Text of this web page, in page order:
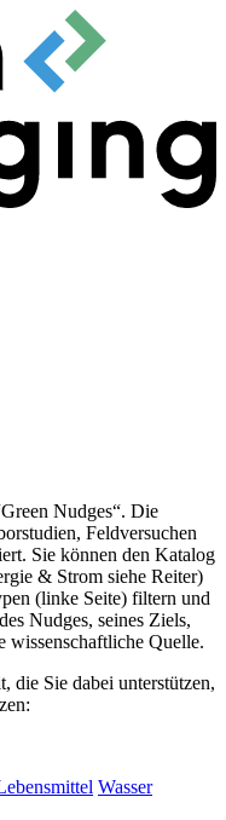
Nudges“. Die
Feldversuchen
Sie können den Katalog
& Strom siehe Reiter)
(linke Seite) filtern und
Nudges, seines Ziels,
wissenschaftliche Quelle.
die Sie dabei unterstützen,
Wasser